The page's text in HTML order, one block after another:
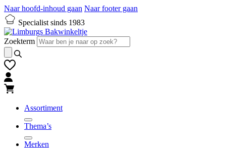
Naar hoofd-inhoud gaan Naar footer gaan
Specialist sinds 1983
Zoekterm
Assortiment
Thema’s
Merken